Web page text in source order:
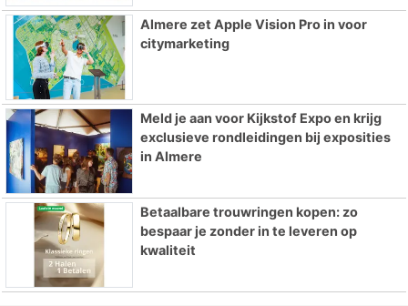
Almere zet Apple Vision Pro in voor
citymarketing
Meld je aan voor Kijkstof Expo en krijg
exclusieve rondleidingen bij exposities
in Almere
Betaalbare trouwringen kopen: zo
bespaar je zonder in te leveren op
kwaliteit